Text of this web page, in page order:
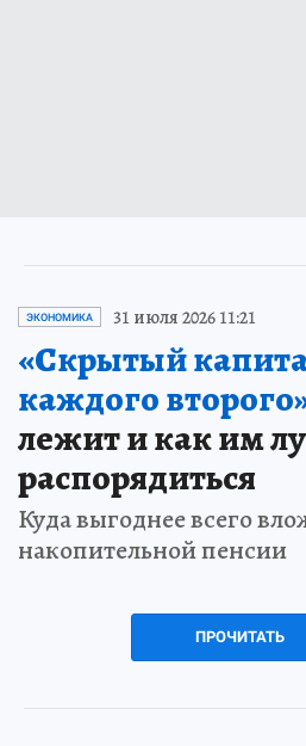
ЭКОНОМИКА 31 июля 2026 11:21
«Скрытый
каждого
лежит и как им
распорядиться
Куда выгоднее всего
накопительной пенсии
ПРОЧИТАТЬ